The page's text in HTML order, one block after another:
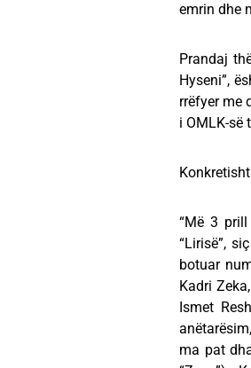
emrin dhe
Prandaj
Hyseni”,
rrëfyer me
i OMLK-së
“Më 3
“Lirisë”,
botuar
Kadri
Ismet
ma pat